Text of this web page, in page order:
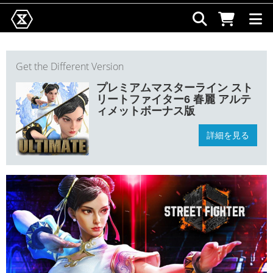
Get the Different Version
プレミアムマスターライン スト
リートファイター6 春麗 アルテ
ィメットボーナス版
詳細を見る